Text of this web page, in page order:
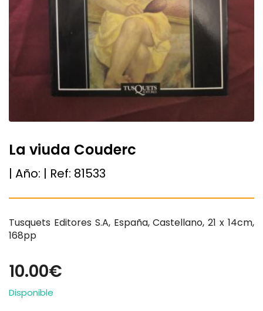
La viuda Couderc
| Año: | Ref: 81533
Tusquets Editores S.A, España, Castellano, 21 x 14cm,
168pp
10.00€
Disponible